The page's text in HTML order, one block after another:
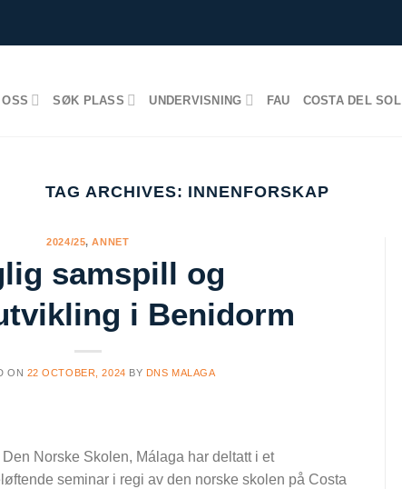
SØK PLASS UNDERVISNING FAU COSTA DEL SOL
TAG ARCHIVES: INNENFORSKAP
2024/25,ANNET
samspill og
i Benidorm
ON 22 OCTOBER, 2024 BY DNS MALAGA
Norske Skolen, Málaga har deltatt i et
seminar i regi av den norske skolen på Costa